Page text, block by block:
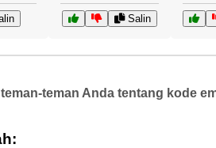
Salin
teman Anda tentang kode